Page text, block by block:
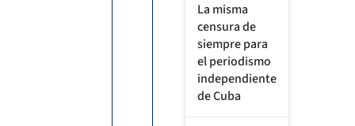
La misma
censura de
siempre para
el periodismo
independiente
de Cuba